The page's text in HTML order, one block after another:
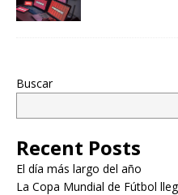
Buscar
Recent Posts
El día más largo del año
La Copa Mundial de Fútbol